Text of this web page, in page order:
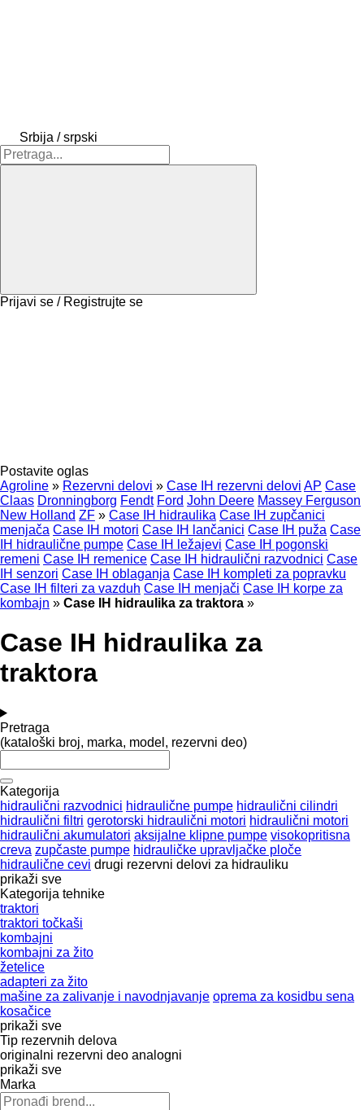
Srbija / srpski
Prijavi se / Registrujte se
Postavite oglas
Agroline » Rezervni delovi » Case IH rezervni delovi AP Case
Claas Dronningborg Fendt Ford John Deere Massey Ferguson
New Holland ZF » Case IH hidraulika Case IH zupčanici
menjača Case IH motori Case IH lančanici Case IH puža Case
IH hidraulične pumpe Case IH ležajevi Case IH pogonski
remeni Case IH remenice Case IH hidraulični razvodnici Case
IH senzori Case IH oblaganja Case IH kompleti za popravku
Case IH filteri za vazduh Case IH menjači Case IH korpe za
kombajn » Case IH hidraulika za traktora »
Case IH hidraulika za
traktora
Pretraga
(kataloški broj, marka, model, rezervni deo)
Kategorija
hidraulični razvodnici hidraulične pumpe hidraulični cilindri
hidraulični filtri gerotorski hidraulični motori hidraulični motori
hidraulični akumulatori aksijalne klipne pumpe visokopritisna
creva zupčaste pumpe hidrauličke upravljačke ploče
hidraulične cevi drugi rezervni delovi za hidrauliku
prikaži sve
Kategorija tehnike
traktori
traktori točkaši
kombajni
kombajni za žito
žetelice
adapteri za žito
mašine za zalivanje i navodnjavanje oprema za kosidbu sena
kosačice
prikaži sve
Tip rezervnih delova
originalni rezervni deo analogni
prikaži sve
Marka